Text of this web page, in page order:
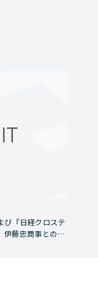
び『日経クロステ
伊藤忠商事との資